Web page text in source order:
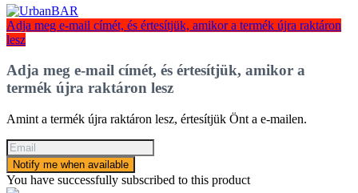
Adja meg e-mail címét, és értesítjük, amikor a termék újra raktáron
lesz
Adja meg e-mail címét, és értesítjük, amikor a
termék újra raktáron lesz
Amint a termék újra raktáron lesz, értesítjük Önt a e-mailen.
Notify me when available
You have successfully subscribed to this product